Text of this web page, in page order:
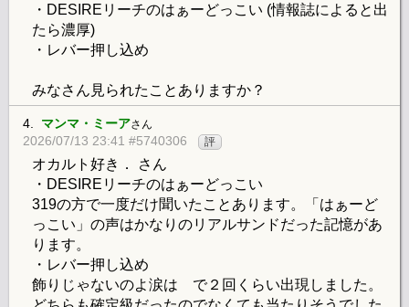
・DESIREリーチのはぁーどっこい (情報誌によると出
たら濃厚)
・レバー押し込め
みなさん見られたことありますか？
4. マンマ・ミーアさん
2026/07/13 23:41 #5740306 評
オカルト好き． さん
・DESIREリーチのはぁーどっこい
319の方で一度だけ聞いたことあります。「はぁーど
っこい」の声はかなりのリアルサンドだった記憶があ
ります。
・レバー押し込め
飾りじゃないのよ涙は で２回くらい出現しました。